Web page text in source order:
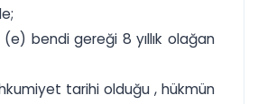
(e) bendi gereği 8 yıllık olağan
tarihi olduğu , hükmün